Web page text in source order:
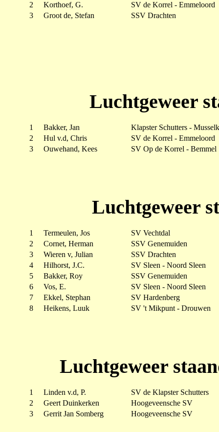
2
Korthoef, G.
SV de Korrel - Emmeloord
3
Groot de, Stefan SSV Drachten
Luchtgeweer
1 Bakker, Jan
Klapster Schutters -
2
Hul v.d, Chris
SV de Korrel - Emmeloord
3
Ouwehand, Kees SV Op de Korrel - Bemmel
Luchtgeweer
1 Termeulen, Jos
SV Vechtdal
2
Cornet, Herman
SSV Genemuiden
3
Wieren v, Julian
SSV Drachten
4
Hilhorst, J.C.
SV Sleen - Noord Sleen
5
Bakker, Roy
SSV Genemuiden
6
Vos, E.
SV Sleen - Noord Sleen
7
Ekkel, Stephan
SV Hardenberg
8
Heikens, Luuk SV 't Mikpunt - Drouwen
Luchtgeweer
1 Linden v.d, P.
SV de Klapster Schutters
2
Geert Duinkerken
Hoogeveensche SV
3
Gerrit Jan Somberg Hoogeveensche SV